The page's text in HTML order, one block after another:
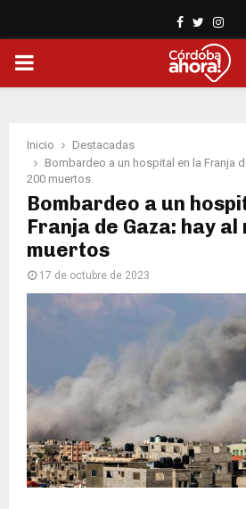
Facebook
Twitter
PRIMARY
Inicio
Destacadas
Bombardeo a un hospital en la Franja
200 muertos
Bombardeo a un
Franja de Gaza: hay al
muertos
17 de octubre de 2023